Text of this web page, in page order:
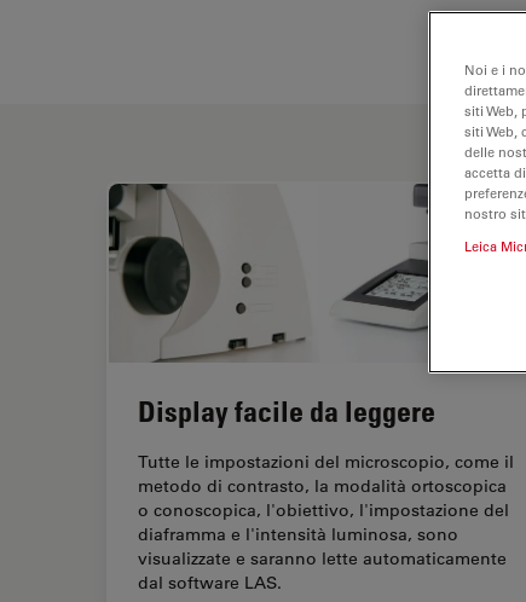
Display facile da leggere
Tutte le impostazioni del microscopio, come il
metodo di contrasto, la modalità ortoscopica
o conoscopica, l'obiettivo, l'impostazione del
diaframma e l'intensità luminosa, sono
visualizzate e saranno lette automaticamente
dal software LAS.
Noi e i
siti Web,
siti Web,
delle
accetta
nostro
Leica